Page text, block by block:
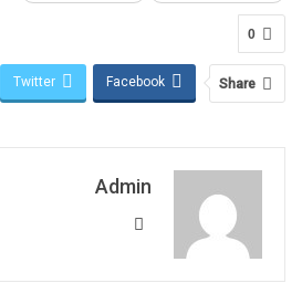
0
Share
Facebook
Twitter
Admin